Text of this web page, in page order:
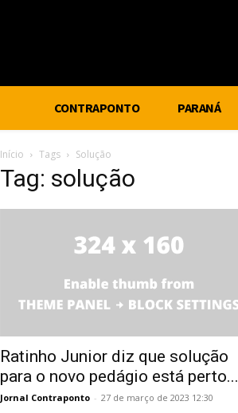
CONTRAPONTO PARANÁ
Início Tags Solução
Tag: solução
Ratinho Junior diz que solução
para o novo pedágio está perto...
Jornal Contraponto - 27 de março de 2023 12:30